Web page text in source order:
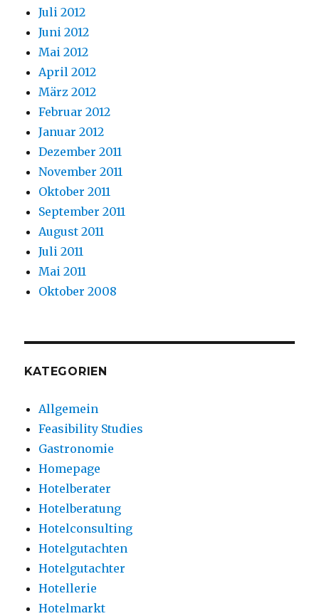
Juli 2012
Juni 2012
Mai 2012
April 2012
März 2012
Februar 2012
Januar 2012
Dezember 2011
November 2011
Oktober 2011
September 2011
August 2011
Juli 2011
Mai 2011
Oktober 2008
KATEGORIEN
Allgemein
Feasibility Studies
Gastronomie
Homepage
Hotelberater
Hotelberatung
Hotelconsulting
Hotelgutachten
Hotelgutachter
Hotellerie
Hotelmarkt